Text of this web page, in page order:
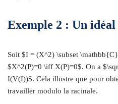
Exemple 2 : Un
Soit $I = (X^2) \subset
$X^2(P)=0 \iff X(P)=0$. On a
I(V(I))$. Cela illustre que pour
travailler modulo la racinale.